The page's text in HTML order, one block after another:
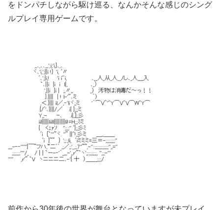
をドンパチしながら駆け巡る、なんかそんな感じのシング
ルプレイ専用ゲームです。